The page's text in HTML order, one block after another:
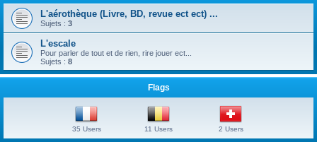
L'aérothèque (Livre, BD, revue ect ect) ...
Sujets : 3
L'escale
Pour parler de tout et de rien, rire jouer ect...
Sujets : 8
Flags
35 Users 11 Users 2 Users